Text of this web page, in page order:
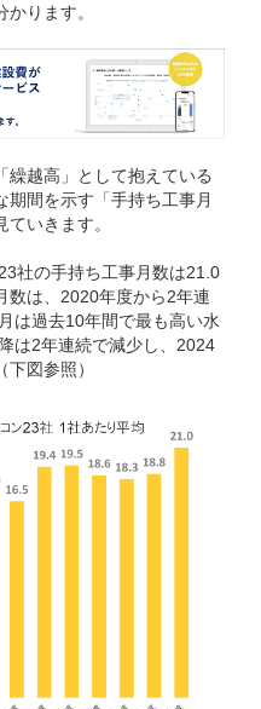
ります。
繰越高」として抱えている
間を示す「手持ち工事月
いきます。
社の手持ち工事月数は21.0
数は、2020年度から2年連
は過去10年間で最も高い水
は2年連続で減少し、2024
図参照）